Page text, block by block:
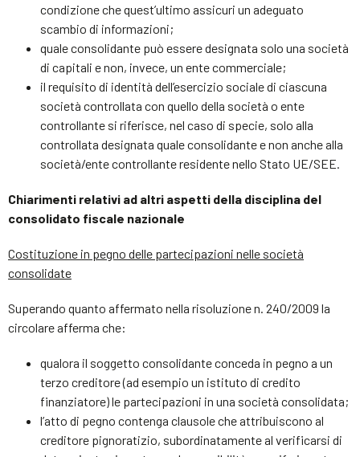
condizione che quest’ultimo assicuri un adeguato
scambio di informazioni;
quale consolidante può essere designata solo una società
di capitali e non, invece, un ente commerciale;
il requisito di identità dell’esercizio sociale di ciascuna
società controllata con quello della società o ente
controllante si riferisce, nel caso di specie, solo alla
controllata designata quale consolidante e non anche alla
società/ente controllante residente nello Stato UE/SEE.
Chiarimenti relativi ad altri aspetti della disciplina del
consolidato fiscale nazionale
Costituzione in pegno delle partecipazioni nelle società
consolidate
Superando quanto affermato nella risoluzione n. 240/2009 la
circolare afferma che:
qualora il soggetto consolidante conceda in pegno a un
terzo creditore (ad esempio un istituto di credito
finanziatore) le partecipazioni in una società consolidata;
l’atto di pegno contenga clausole che attribuiscono al
creditore pignoratizio, subordinatamente al verificarsi di